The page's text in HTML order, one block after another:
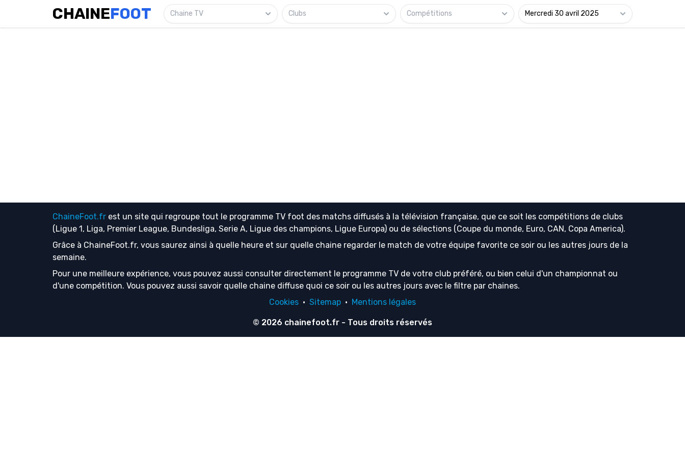
CHAINEFOOT Chaine TV Clubs Compétitions Mercredi 30 avril 2025
ChaineFoot.fr est un site qui regroupe tout le programme TV foot des matchs diffusés à la télévision française, que ce soit les compétitions de clubs
(Ligue 1, Liga, Premier League, Bundesliga, Serie A, Ligue des champions, Ligue Europa) ou de sélections (Coupe du monde, Euro, CAN, Copa America).
Grâce à ChaineFoot.fr, vous saurez ainsi à quelle heure et sur quelle chaine regarder le match de votre équipe favorite ce soir ou les autres jours de la
semaine.
Pour une meilleure expérience, vous pouvez aussi consulter directement le programme TV de votre club préféré, ou bien celui d'un championnat ou
d'une compétition. Vous pouvez aussi savoir quelle chaine diffuse quoi ce soir ou les autres jours avec le filtre par chaines.
Cookies · Sitemap · Mentions légales
© 2026 chainefoot.fr - Tous droits réservés